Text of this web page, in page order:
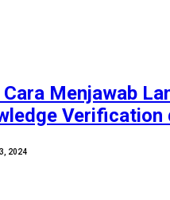
Menjawab
Verification
2024